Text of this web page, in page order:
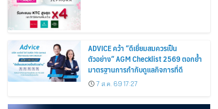
ADVICE คว้า “ดีเยี่ยมสมควรเป็น
ตัวอย่าง” AGM Checklist 2569 ตอกย้ำ
มาตรฐานการกำกับดูแลกิจการที่ดี
7 ส.ค. 69 17:27